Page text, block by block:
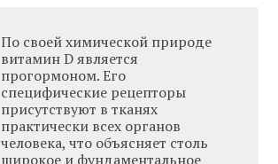
По своей химической природе
витамин D является
прогормоном. Его
специфические рецепторы
присутствуют в тканях
практически всех органов
человека, что объясняет столь
широкое и фундаментальное